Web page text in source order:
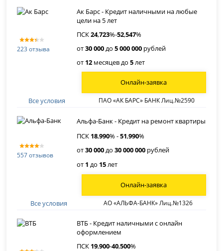
223 отзыва
Ак Барс - Кредит наличными на любые
цели на 5 лет
ПСК24,723%-52,547%
от30 000до5 000 000 рублей
от 12 месяцев до5лет
Все условия ПАО «АК БАРС» БАНК Лиц.№2590
Онлайн-заявка
557 отзывов
Альфа-Банк - Кредит на ремонт квартиры
ПСК 18,990% -51,990%
от30 000до30 000 000 рублей
от 1 до 15лет
Все условия АО «АЛЬФА-БАНК» Лиц.№1326
Онлайн-заявка
ВТБ - Кредит наличными с онлайн
оформлением
ПСК 19,900-40,500%